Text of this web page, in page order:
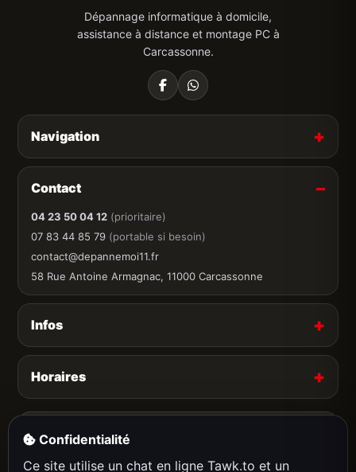
Dépannage informatique à domicile,
assistance à distance et montage PC à
Carcassonne.
Navigation
Contact
04 23 50 04 12 (prioritaire)
07 83 44 85 79 (portable si besoin)
contact@depannemoi11.fr
58 Rue Antoine Armagnac, 11000 Carcassonne
Infos
Horaires
Confidentialité
Ce site utilise un chat en ligne Tawk.to et un